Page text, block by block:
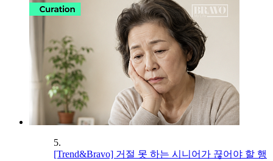
5.
[Trend&Bravo] 거절 못 하는 시니어가 끊어야 할 행